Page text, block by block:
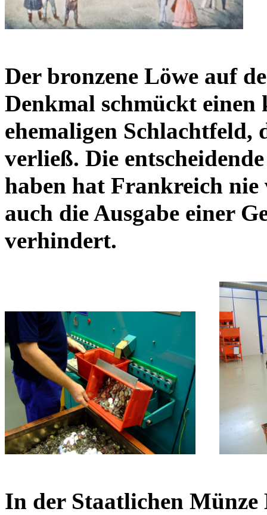
Der bronzene Löwe auf
Denkmal schmückt
ehemaligen Schlachtfeld,
verließ. Die
haben hat Frankreich
auch die Ausgabe einer
verhindert.
In der Staatlichen